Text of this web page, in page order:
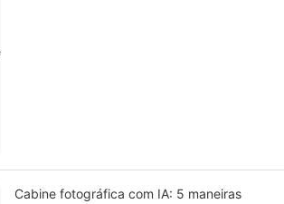
Cabine fotográfica com IA: 5 maneiras